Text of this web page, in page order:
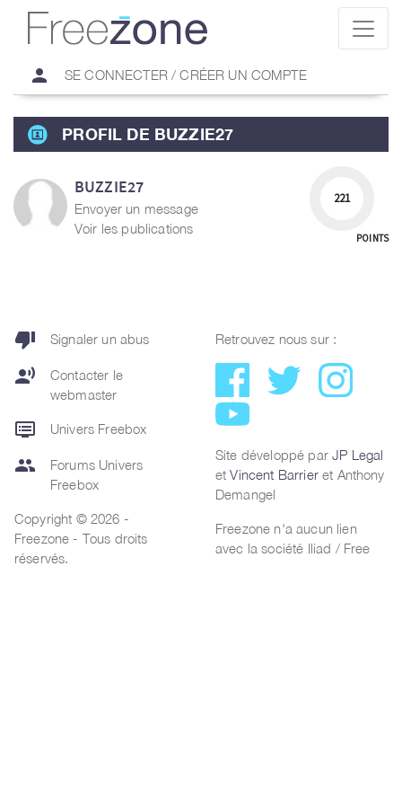
person SE CONNECTER / CRÉER UN COMPTE
PROFIL DE BUZZIE27
BUZZIE27
Envoyer un message
Voir les publications
221
POINTS
thumb_down Signaler un abus
record_voice_over
Contacter le
webmaster
dvr Univers Freebox
group
Forums Univers
Freebox
Copyright © 2026 -
Freezone - Tous droits
réservés.
Retrouvez nous sur :
Site développé parJP Legal
etVincent Barrieret Anthony
Demangel
Freezone n'a aucun lien
avec la société Iliad / Free